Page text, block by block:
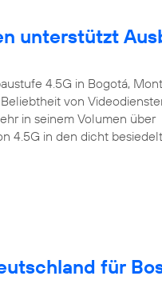
unterstützt
4.5G in Bogotá,
von
in seinem Volumen über
4.5G in den dicht
für